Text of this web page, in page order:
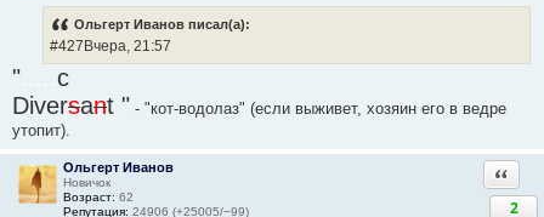
Ольгерт Иванов писал(а):
#427Вчера, 21:57
"
c
Diversant " - "кот-водолаз" (если выживет, хозяин его в ведре
утопит).
Ольгерт Иванов
Новичок
Возраст: 62
Репутация: 24906 (+25005/−99)
2